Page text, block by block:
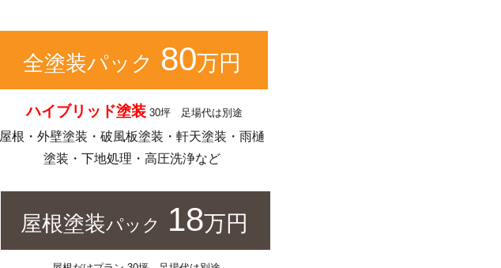
全塗装パック 80万円
ハイブリッド塗装30坪 足場代は別途
屋根・外壁塗装・破風板塗装・軒天塗装・雨樋
塗装・下地処理・高圧洗浄など
屋根塗装パック 18万円